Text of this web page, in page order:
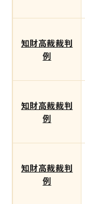
知財高裁裁判
例
知財高裁裁判
例
知財高裁裁判
例